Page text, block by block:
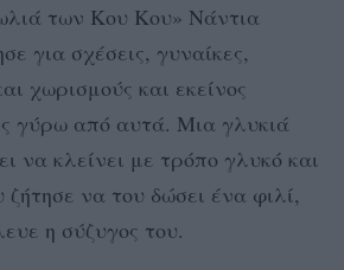
των Κου Κου» Νάντια
για σχέσεις, γυναίκες,
χωρισμούς και εκείνος
γύρω από αυτά. Μια γλυκιά
να κλείνει με τρόπο γλυκό και
να του δώσει ένα φιλί,
η σύζυγος του.